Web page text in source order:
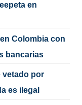
en
Colombia con
bancarias
vetado por
es ilegal